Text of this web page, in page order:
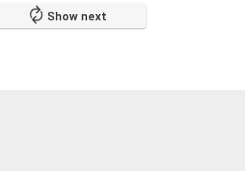
Show next